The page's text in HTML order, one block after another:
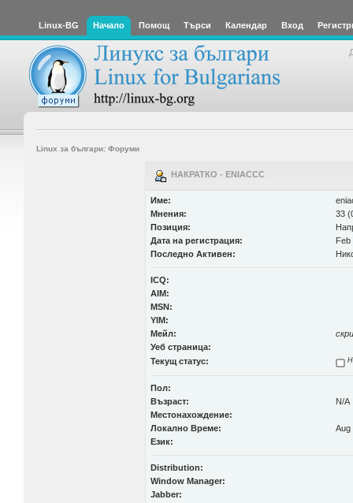
Linux-BG Начало Помощ Търси Календар Вход
Linux за българи: Форуми
НАКРАТКО - ENIACCC
Име:
Мнения:
33
Позиция:
Дата на регистрация:
Feb
Последно Активен:
ICQ:
AIM:
MSN:
YIM:
Мейл:
Уеб страница:
Текущ статус:
Пол:
Възраст:
N/A
Местонахождение:
Локално Време:
Aug
Език:
Distribution:
Window Manager:
Jabber: